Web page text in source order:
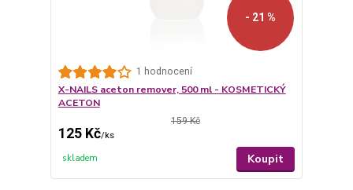
- 21 %
1 hodnocení
X-NAILS aceton remover, 500 ml - KOSMETICKÝ
ACETON
159 Kč
125 Kč/ks
skladem Koupit